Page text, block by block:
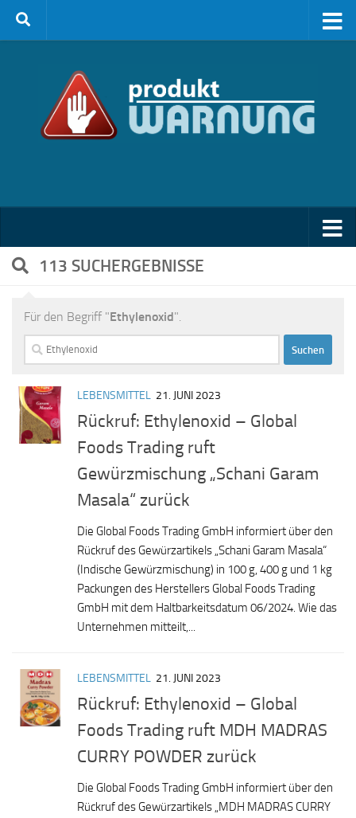
Zum Inhalt springen
113 SUCHERGEBNISSE
Für den Begriff "Ethylenoxid".
Suchen
nach:
LEBENSMITTEL 21. JUNI 2023
Rückruf: Ethylenoxid – Global
Foods Trading ruft
Gewürzmischung „Schani Garam
Masala“ zurück
Die Global Foods Trading GmbH informiert über den
Rückruf des Gewürzartikels „Schani Garam Masala“
(Indische Gewürzmischung) in 100 g, 400 g und 1 kg
Packungen des Herstellers Global Foods Trading
GmbH mit dem Haltbarkeitsdatum 06/2024. Wie das
Unternehmen mitteilt,...
LEBENSMITTEL 21. JUNI 2023
Rückruf: Ethylenoxid – Global
Foods Trading ruft MDH MADRAS
CURRY POWDER zurück
Die Global Foods Trading GmbH informiert über den
Rückruf des Gewürzartikels „MDH MADRAS CURRY